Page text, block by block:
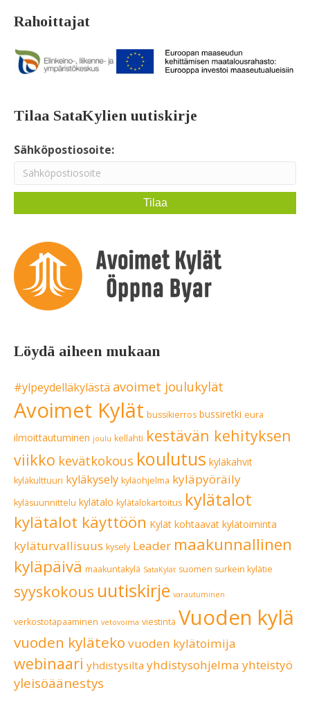
Rahoittajat
Tilaa SataKylien uutiskirje
Sähköpostiosoite:
Löydä aiheen mukaan
#ylpeydelläkylästä avoimet joulukylät
Avoimet Kylät bussikierros bussiretki eura
ilmoittautuminen joulu kellahti kestävän kehityksen
viikko kevätkokous koulutus kyläkahvit
kyläkulttuuri kyläkysely kyläohjelma kyläpyöräily
kyläsuunnittelu kylätalo kylätalokartoitus kylätalot
kylätalot käyttöön Kylät kohtaavat kylätoiminta
kyläturvallisuus kysely Leader maakunnallinen
kyläpäivä maakuntakylä SataKylät suomen surkein kylätie
syyskokous uutiskirje varautuminen
verkostotapaaminen vetovoima viestintä Vuoden kylä
vuoden kyläteko vuoden kylätoimija
webinaari yhdistysilta yhdistysohjelma yhteistyö
yleisöäänestys